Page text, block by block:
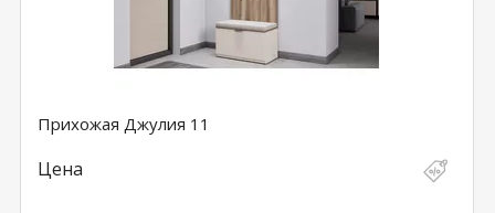
Прихожая Джулия 11
Цена